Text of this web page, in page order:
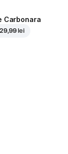
Carbonara
29,99 lei